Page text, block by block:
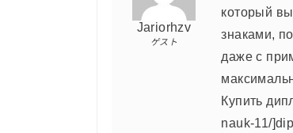
Jariorhzv
ゲスト
который
знаками,
даже с
Купить
nauk-11/